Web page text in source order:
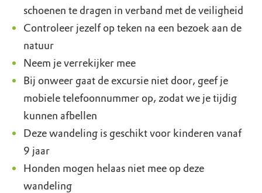
schoenen te dragen in verband met de veiligheid
Controleer jezelf op teken na een bezoek aan de
natuur
Neem je verrekijker mee
Bij onweer gaat de excursie niet door, geef je
mobiele telefoonnummer op, zodat we je tijdig
kunnen afbellen
Deze wandeling is geschikt voor kinderen vanaf
9 jaar
Honden mogen helaas niet mee op deze
wandeling